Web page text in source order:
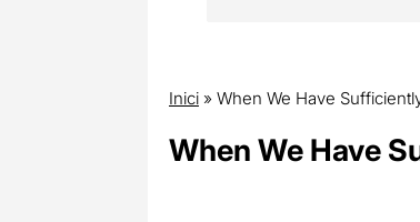
Inici» When We Have
When We Have